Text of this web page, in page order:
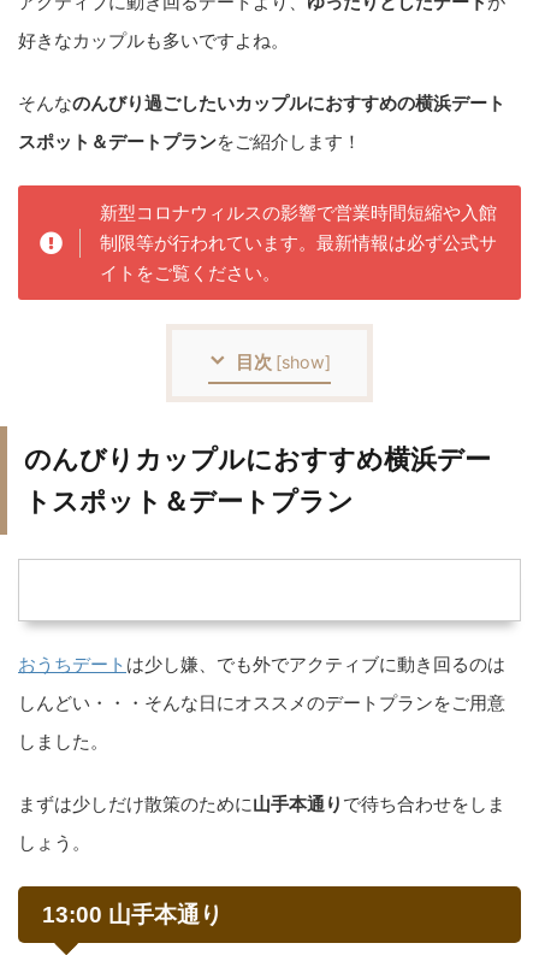
好きなカップルも多いですよね。
そんなのんびり過ごしたいカップルにおすすめの横浜デート
スポット＆デートプランをご紹介します！
新型コロナウィルスの影響で営業時間短縮や入館
制限等が行われています。最新情報は必ず公式サ
イトをご覧ください。
目次 [show]
のんびりカップルにおすすめ横浜デー
トスポット＆デートプラン
おうちデート は少し嫌、でも外でアクティブに動き回るのは
しんどい・・・そんな日にオススメのデートプランをご用意
しました。
まずは少しだけ散策のために山手本通り で待ち合わせをしま
しょう。
13:00 山手本通り